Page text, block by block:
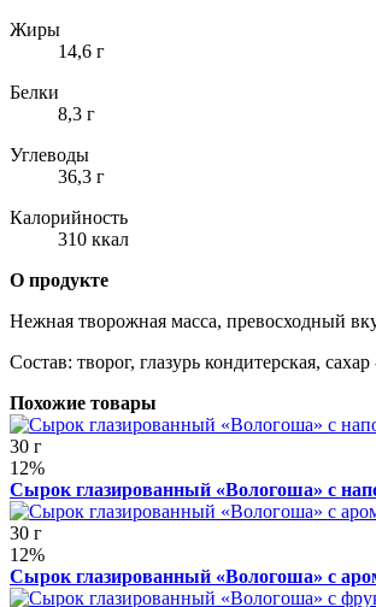
Жиры
14,6 г
Белки
8,3 г
Углеводы
36,3 г
Калорийность
310 ккал
О продукте
Нежная творожная масса, превосходный
Состав: творог, глазурь кондитерская,
Похожие товары
30 г
12%
Сырок глазированный «Вологоша» с
30 г
12%
Сырок глазированный «Вологоша» с